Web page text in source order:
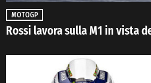
MOTOGP
Rossi lavora sulla M1 in vista